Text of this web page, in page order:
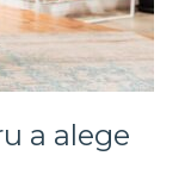
a alege